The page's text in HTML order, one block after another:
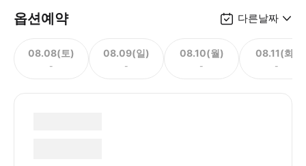
옵션예약 다른날짜
08.08(토)
-
08.09(일)
-
08.10(월)
-
08.11(화)
-